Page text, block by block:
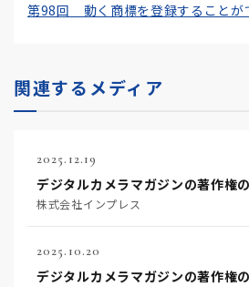
第98回 動く商標を登録することが
関連するメディア
2025.12.19
デジタルカメラマガジンの著作権
株式会社インプレス
2025.10.20
デジタルカメラマガジンの著作権